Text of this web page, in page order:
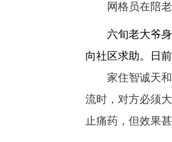
网格员在陪老
六旬老大爷身
向社区求助。日
家住智诚天和
流时，对方必须
止痛药，但效果甚